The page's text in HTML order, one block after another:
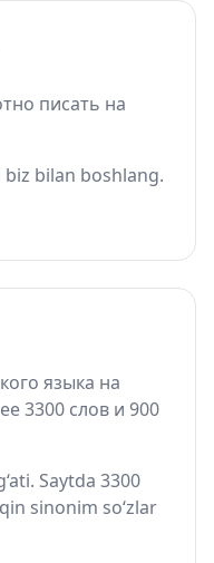
писать на
biz bilan boshlang.
языка на
3300 слов и 900
Saytda 3300
sinonim so‘zlar